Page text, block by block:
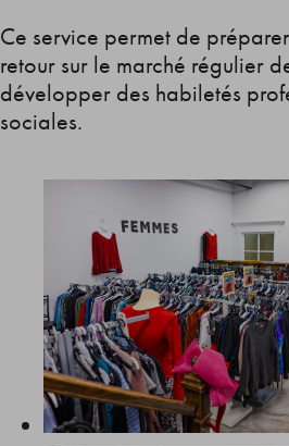
Ce service permet de
retour sur le marché régulier
développer des habiletés
sociales.